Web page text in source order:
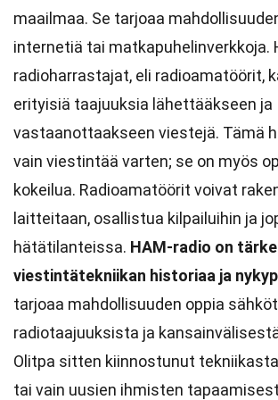
maailmaa. Se tarjoaa
internetiä tai matkapuhelinverkkoja.
radioharrastajat, eli radioamatöörit,
erityisiä taajuuksia lähettääkseen ja
vastaanottaakseen viestejä. Tämä
vain viestintää varten; se on myös
kokeilua. Radioamatöörit voivat
laitteitaan, osallistua kilpailuihin ja
hätätilanteissa. HAM-radio on
viestintätekniikan historiaa ja
tarjoaa mahdollisuuden oppia
radiotaajuuksista ja
Olitpa sitten kiinnostunut
tai vain uusien ihmisten